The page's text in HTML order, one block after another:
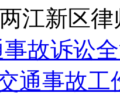
江新区
故诉讼
通事故工